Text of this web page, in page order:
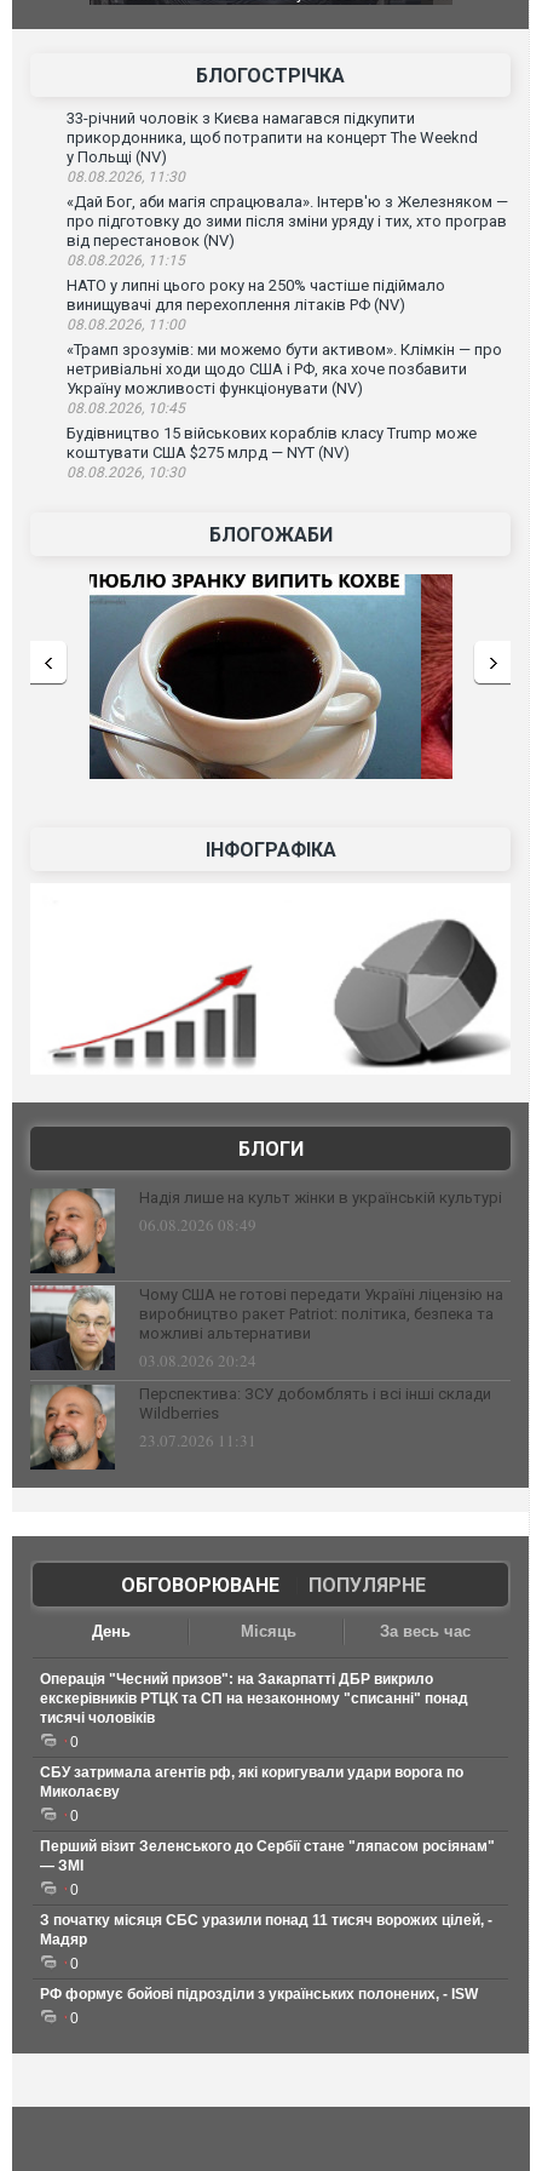
БЛОГОСТРІЧКА
33-річний чоловік з Києва намагався підкупити
прикордонника, щоб потрапити на концерт The Weeknd
у Польщі (NV)
08.08.2026, 11:30
«Дай Бог, аби магія спрацювала». Інтерв'ю з Железняком —
про підготовку до зими після зміни уряду і тих, хто програв
від перестановок (NV)
08.08.2026, 11:15
НАТО у липні цього року на 250% частіше підіймало
винищувачі для перехоплення літаків РФ (NV)
08.08.2026, 11:00
«Трамп зрозумів: ми можемо бути активом». Клімкін — про
нетривіальні ходи щодо США і РФ, яка хоче позбавити
Україну можливості функціонувати (NV)
08.08.2026, 10:45
Будівництво 15 військових кораблів класу Trump може
коштувати США $275 млрд — NYT (NV)
08.08.2026, 10:30
БЛОГОЖАБИ
ІНФОГРАФІКА
БЛОГИ
Надія лише на культ жінки в українській культурі
06.08.2026 08:49
Чому США не готові передати Україні ліцензію на
виробництво ракет Patriot: політика, безпека та
можливі альтернативи
03.08.2026 20:24
Перспектива: ЗСУ добомблять і всі інші склади
Wildberries
23.07.2026 11:31
ОБГОВОРЮВАНЕ| ПОПУЛЯРНЕ
День Місяць За весь час
Операція "Чесний призов": на Закарпатті ДБР викрило
екскерівників РТЦК та СП на незаконному "списанні" понад
тисячі чоловіків
0
СБУ затримала агентів рф, які коригували удари ворога по
Миколаєву
0
Перший візит Зеленського до Сербії стане "ляпасом росіянам"
— ЗМІ
0
З початку місяця СБС уразили понад 11 тисяч ворожих цілей, -
Мадяр
0
РФ формує бойові підрозділи з українських полонених, - ISW
0